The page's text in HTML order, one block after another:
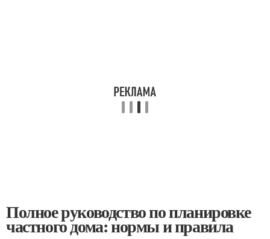
Полное руководство по планировке
частного дома: нормы и правила